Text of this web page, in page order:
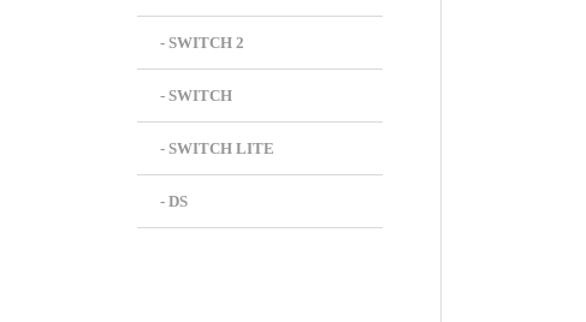
- SWITCH 2
- SWITCH
- SWITCH LITE
- DS